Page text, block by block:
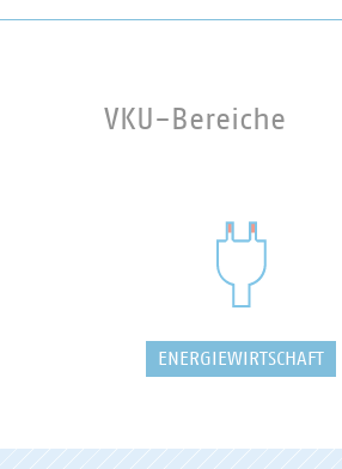
VKU-Bereiche
ENERGIEWIRTSCHAFT